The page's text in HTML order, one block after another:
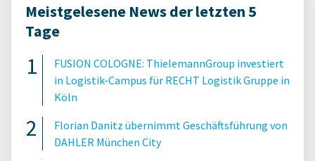
Meistgelesene News der letzten 5
Tage
FUSION COLOGNE: ThielemannGroup investiert
in Logistik-Campus für RECHT Logistik Gruppe in
Köln
Florian Danitz übernimmt Geschäftsführung von
DAHLER München City